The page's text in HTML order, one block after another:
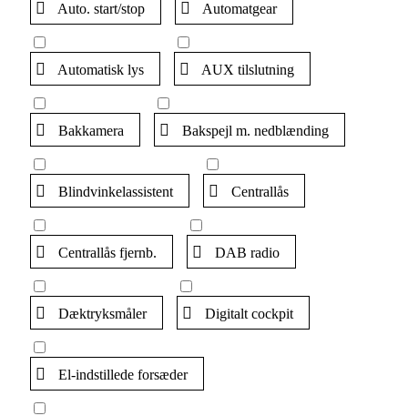
Auto. start/stop Automatgear
Automatisk lys AUX tilslutning
Bakkamera Bakspejl m. nedblænding
Blindvinkelassistent Centrallås
Centrallås fjernb. DAB radio
Dæktryksmåler Digitalt cockpit
El-indstillede forsæder